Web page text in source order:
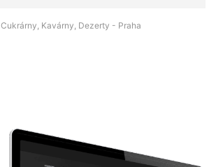
Cukrárny, Kavárny, Dezerty - Praha